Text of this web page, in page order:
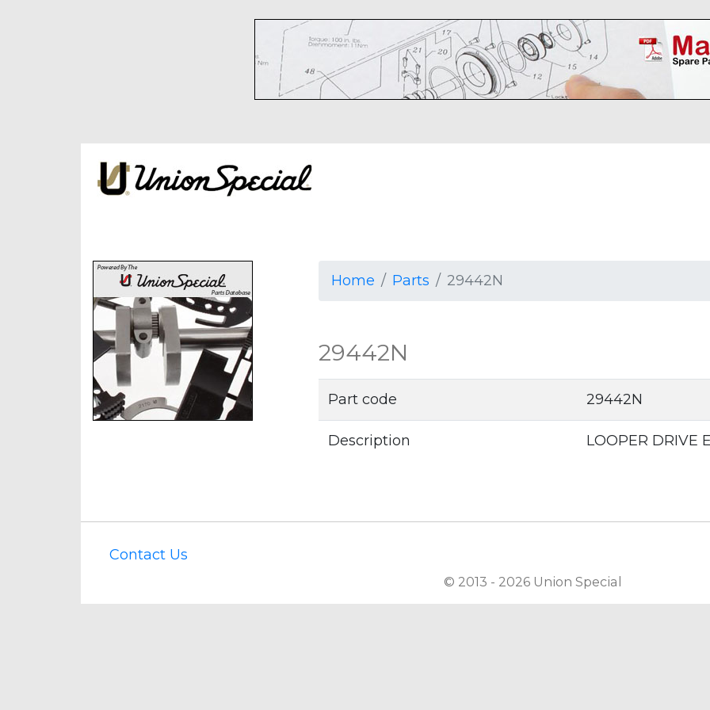
Home Parts 29442N
29442N
Part code 29442N
Description LOOPER DRIVE
Contact Us
© 2013 - 2026 Union Special